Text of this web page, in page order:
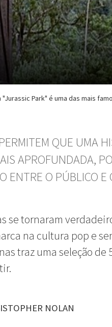
Park" é uma das mais
QUE UMA
APROFUNDADA,
ENTRE O PÚBLICO E
se tornaram
na cultura pop e
traz uma seleção
NOLAN